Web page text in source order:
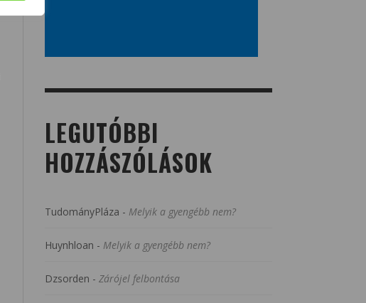
LEGUTÓBBI
HOZZÁSZÓLÁSOK
TudományPláza - Melyik a gyengébb nem?
Huynhloan - Melyik a gyengébb nem?
Dzsorden - Zárójel felbontása